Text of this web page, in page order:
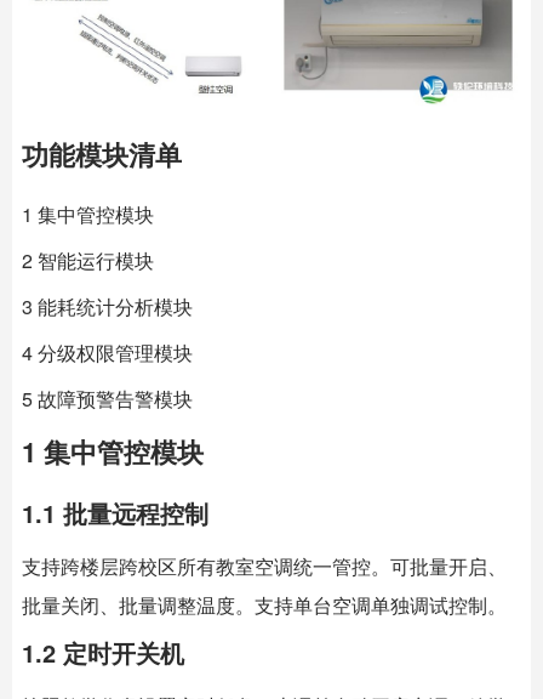
功能模块清单
1 集中管控模块
2 智能运行模块
3 能耗统计分析模块
4 分级权限管理模块
5 故障预警告警模块
1 集中管控模块
1.1 批量远程控制
支持跨楼层跨校区所有教室空调统一管控。可批量开启、
批量关闭、批量调整温度。支持单台空调单独调试控制。
1.2 定时开关机